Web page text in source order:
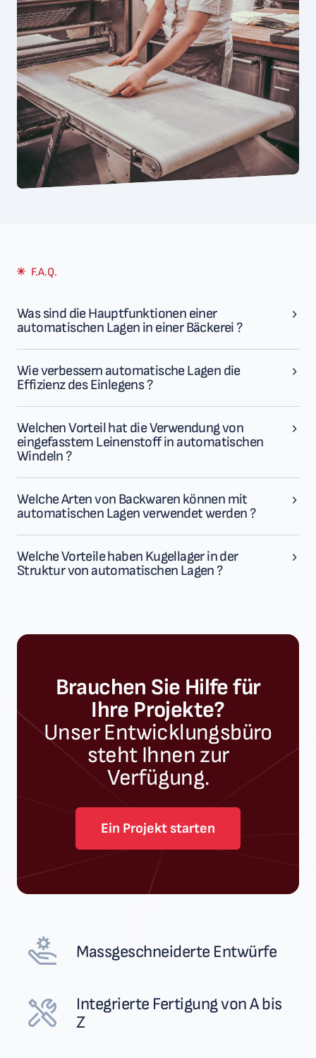
F.A.Q.
Was sind die Hauptfunktionen einer
automatischen Lagen in einer Bäckerei ?
Wie verbessern automatische Lagen die
Effizienz des Einlegens ?
Welchen Vorteil hat die Verwendung von
eingefasstem Leinenstoff in automatischen
Windeln ?
Welche Arten von Backwaren können mit
automatischen Lagen verwendet werden ?
Welche Vorteile haben Kugellager in der
Struktur von automatischen Lagen ?
Brauchen Sie Hilfe für
Ihre Projekte?
Unser Entwicklungsbüro
steht Ihnen zur
Verfügung.
Ein Projekt starten
Massgeschneiderte Entwürfe
Integrierte Fertigung von A bis
Z